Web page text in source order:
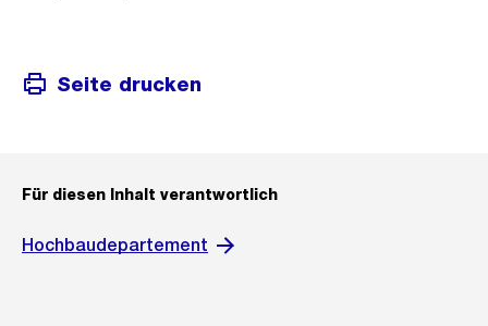
Seite drucken
Für diesen Inhalt verantwortlich
Hochbaudepartement